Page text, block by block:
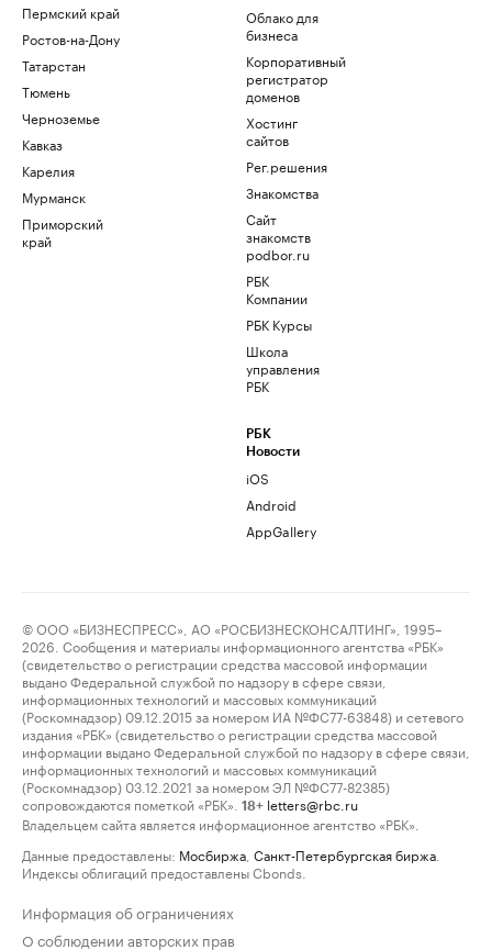
Пермский край
Ростов-на-Дону
Татарстан
Тюмень
Черноземье
Кавказ
Карелия
Мурманск
Приморский
край
Облако для
бизнеса
Корпоративный
регистратор
доменов
Хостинг
сайтов
Рег.решения
Знакомства
Сайт
знакомств
podbor.ru
РБК
Компании
РБК Курсы
Школа
управления
РБК
РБК
Новости
iOS
Android
AppGallery
© ООО «БИЗНЕСПРЕСС», АО «РОСБИЗНЕСКОНСАЛТИНГ», 1995–
2026. Сообщения и материалы информационного агентства «РБК»
(свидетельство о регистрации средства массовой информации
выдано Федеральной службой по надзору в сфере связи,
информационных технологий и массовых коммуникаций
(Роскомнадзор) 09.12.2015 за номером ИА №ФС77-63848) и сетевого
издания «РБК» (свидетельство о регистрации средства массовой
информации выдано Федеральной службой по надзору в сфере связи,
информационных технологий и массовых коммуникаций
(Роскомнадзор) 03.12.2021 за номером ЭЛ №ФС77-82385)
сопровождаются пометкой «РБК».
18+ letters@rbc.ru
Владельцем сайта является информационное агентство «РБК».
Данные предоставлены: Мосбиржа Санкт-Петербургская биржа
Индексы облигаций предоставлены Cbonds.
Информация об ограничениях
О соблюдении авторских прав